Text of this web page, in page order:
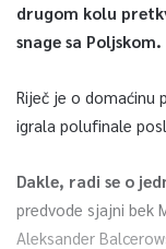
drugom kolu
snage sa Poljskom.
Riječ je o domaćinu
igrala polufinale
Dakle, radi se o
predvode sjajni bek
Aleksander